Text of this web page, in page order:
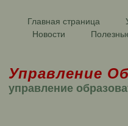
Главная страница
Новости
Управление
управление